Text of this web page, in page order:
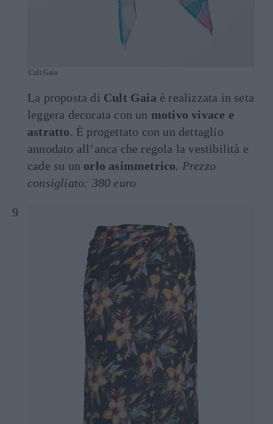
Cult Gaia
La proposta di Cult Gaia è realizzata in seta
leggera decorata con un motivo vivace e
astratto. È progettato con un dettaglio
annodato all’anca che regola la vestibilità e
cade su un orlo asimmetrico. Prezzo
consigliato: 380 euro